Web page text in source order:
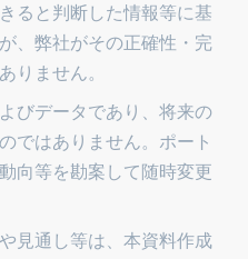
ると判断した情報等に基
、弊社がその正確性・完
りません。
びデータであり、将来の
ではありません。ポート
向等を勘案して随時変更
見通し等は、本資料作成